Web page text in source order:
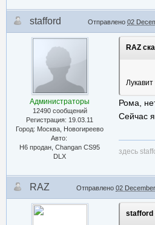
stafford Отправлено 02
Администраторы
12490 сообщений
Регистрация: 19.03.11
Город: Москва, Новогиреево
Авто:
Н6 продан, Changan CS95
DLX
RAZ
Лукавит
Рома,
Сейчас
здесь
RAZ Отправлено 02
stafford